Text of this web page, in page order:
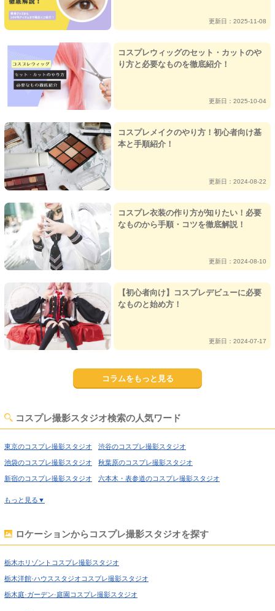
更新日：2025-11-08
コスプレウィッグのセット・カットのや
り方と必要なものを徹底紹介！
更新日：2025-10-04
コスプレメイクのやり方！初心者向け基
本と手順紹介！
更新日：2024-08-22
コスプレ衣装の作り方が知りたい！必要
なものから手順・コツを徹底解説！
更新日：2024-08-10
【初心者向け】コスプレデビューに必要
なものと始め方！
更新日：2024-07-17
コラムをもっと見る
コスプレ撮影スタジオ検索の人気ワード
東京のコスプレ撮影スタジオ 渋谷のコスプレ撮影スタジオ
池袋のコスプレ撮影スタジオ 秋葉原のコスプレ撮影スタジオ
新宿のコスプレ撮影スタジオ 六本木・表参道のコスプレ撮影スタジオ
日暮里のコスプレ撮影スタジオ
飯田橋のコスプレ撮影スタジオ 北千住のコスプレ撮影スタジオ
世田谷のコスプレ撮影スタジオ 田園調布のコスプレ撮影スタジオ
もっと見る▼
ロケーションからコスプレ撮影スタジオを探す
栃木ホリゾントコスプレ撮影スタジオ
栃木洋館·ハウススタジオコスプレ撮影スタジオ
栃木庭·ガーデン·庭園コスプレ撮影スタジオ